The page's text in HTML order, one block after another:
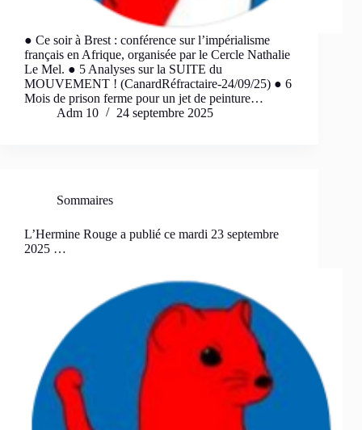
● Ce soir à Brest : conférence sur l’impérialisme
français en Afrique, organisée par le Cercle Nathalie
Le Mel. ● 5 Analyses sur la SUITE du
MOUVEMENT ! (CanardRéfractaire-24/09/25) ● 6
Mois de prison ferme pour un jet de peinture…
Adm 10
24 septembre 2025
Sommaires
L’Hermine Rouge a publié ce mardi 23 septembre
2025 …